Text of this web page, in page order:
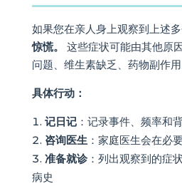
如果您在亲人身上观察到上述
惊慌。
这些症状可能由其他原
问题、维生素缺乏、药物副作用
具体行动：
记日记：记录事件、频率和
咨询医生 ：家庭医生会在必
准备就诊：列出观察到的症
病史